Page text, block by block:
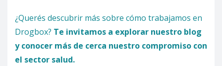
¿Querés descubrir más sobre cómo trabajamos en
Drogbox? Te invitamos a explorar nuestro blog
y conocer más de cerca nuestro compromiso con
el sector salud.